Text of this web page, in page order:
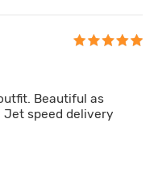
Beautiful as
Jet speed delivery